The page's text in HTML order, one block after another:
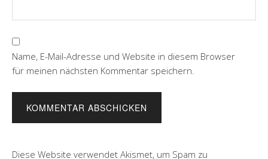
Name, E-Mail-Adresse und Website in diesem Browser
für meinen nächsten Kommentar speichern.
Diese Website verwendet Akismet, um Spam zu